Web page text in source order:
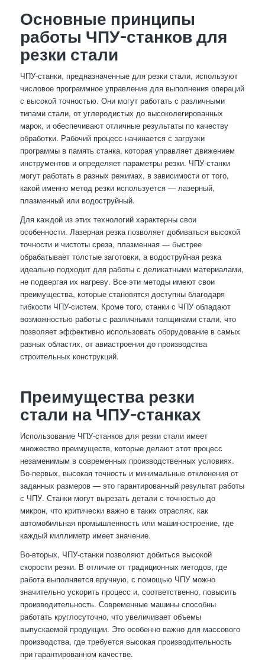
Основные принципы
работы ЧПУ-станков для
резки стали
ЧПУ-станки, предназначенные для резки стали, используют
числовое программное управление для выполнения операций
с высокой точностью. Они могут работать с различными
типами стали, от углеродистых до высоколегированных
марок, и обеспечивают отличные результаты по качеству
обработки. Рабочий процесс начинается с загрузки
программы в память станка, которая управляет движением
инструментов и определяет параметры резки. ЧПУ-станки
могут работать в разных режимах, в зависимости от того,
какой именно метод резки используется — лазерный,
плазменный или водоструйный.
Для каждой из этих технологий характерны свои
особенности. Лазерная резка позволяет добиваться высокой
точности и чистоты среза, плазменная — быстрее
обрабатывает толстые заготовки, а водоструйная резка
идеально подходит для работы с деликатными материалами,
не подвергая их нагреву. Все эти методы имеют свои
преимущества, которые становятся доступны благодаря
гибкости ЧПУ-систем. Кроме того, станки с ЧПУ обладают
возможностью работы с различными толщинами стали, что
позволяет эффективно использовать оборудование в самых
разных областях, от авиастроения до производства
строительных конструкций.
Преимущества резки
стали на ЧПУ-станках
Использование ЧПУ-станков для резки стали имеет
множество преимуществ, которые делают этот процесс
незаменимым в современных производственных условиях.
Во-первых, высокая точность и минимальные отклонения от
заданных размеров — это гарантированный результат работы
с ЧПУ. Станки могут вырезать детали с точностью до
микрон, что критически важно в таких отраслях, как
автомобильная промышленность или машиностроение, где
каждый миллиметр имеет значение.
Во-вторых, ЧПУ-станки позволяют добиться высокой
скорости резки. В отличие от традиционных методов, где
работа выполняется вручную, с помощью ЧПУ можно
значительно ускорить процесс и, соответственно, повысить
производительность. Современные машины способны
работать круглосуточно, что увеличивает объемы
выпускаемой продукции. Это особенно важно для массового
производства, где требуется высокая производительность
при гарантированном качестве.